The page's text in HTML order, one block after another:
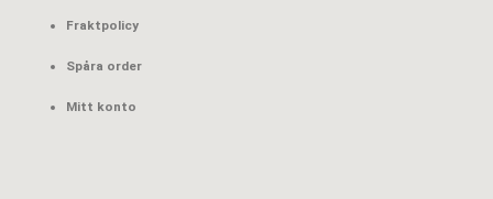
Fraktpolicy
Spåra order
Mitt konto